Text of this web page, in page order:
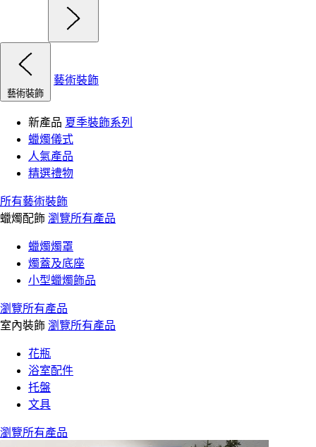
藝術裝飾
藝術裝飾
新產品 夏季裝飾系列
蠟燭儀式
人氣產品
精選禮物
所有藝術裝飾
蠟燭配飾 瀏覽所有產品
蠟燭燭罩
燭蓋及底座
小型蠟燭飾品
瀏覽所有產品
室內裝飾 瀏覽所有產品
花瓶
浴室配件
托盤
文具
瀏覽所有產品